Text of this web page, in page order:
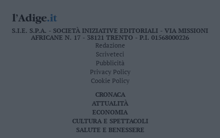
S.I.E. S.P.A. - SOCIETÀ INIZIATIVE EDITORIALI - VIA MISSIONI
AFRICANE N. 17 - 38121 TRENTO - P.I. 01568000226
Redazione
Scriveteci
Pubblicità
Privacy Policy
Cookie Policy
CRONACA
ATTUALITÀ
ECONOMIA
CULTURA E SPETTACOLI
SALUTE E BENESSERE